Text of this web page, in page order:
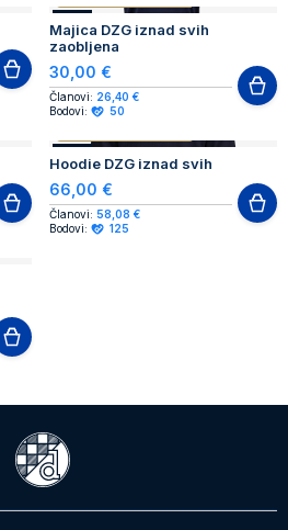
NOVO
Majica DZG iznad svih
zaobljena
30,00 €
Članovi: 26,40 €
Bodovi:
50
NOVO
Hoodie DZG iznad svih
66,00 €
Članovi: 58,08 €
Bodovi:
125